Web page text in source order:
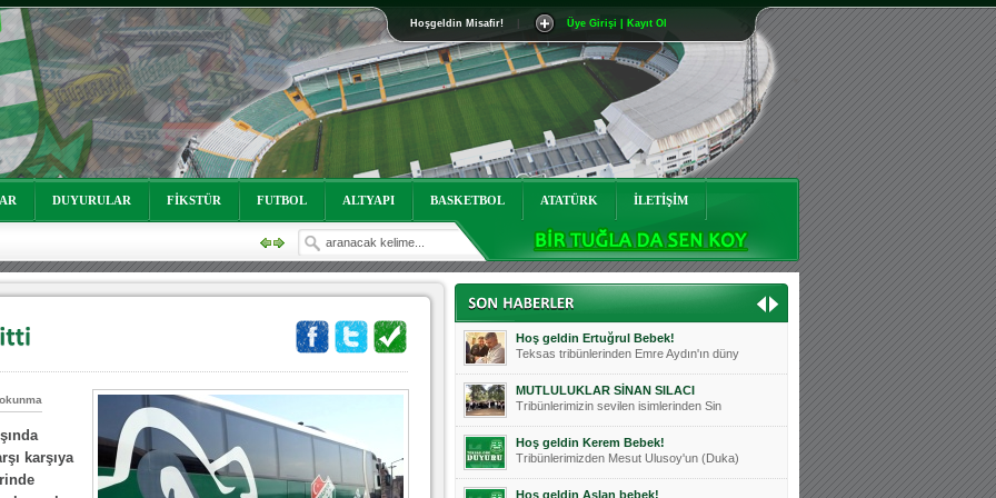
Hoşgeldin Misafir! Üye Girişi | Kayıt Ol
DUYURULAR FİKSTÜR FUTBOL ALTYAPI BASKETBOL ATATÜRK İLETİŞİM
karşıya
Mutluluklar Ceyhun Tetik
Teksas tribünlerinin sevilen isimlerinde
Bursasporumuzun önü açılsın is
Teksaslı Bursasporlular Derneği Başkanı
Hoş geldin Alaz Bebek!
Teksas.org sistem yöneticisi, ekibimizin
Hoş geldin Göktuğ Bebek!
Teksas.org ekibimizden ve tribünlerimizi
Hoş geldin Kadir Kağan Bebek!
Teksas tribünlerinden Basri İleri'nin dü
Hoş geldin Ertuğrul Bebek!
Teksas tribünlerinden Emre Aydın'ın düny
MUTLULUKLAR SİNAN SILACI
Tribünlerimizin sevilen isimlerinden Sin
Hoş geldin Kerem Bebek!
Tribünlerimizden Mesut Ulusoy'un (Duka)
Hoş geldin Aslan bebek!